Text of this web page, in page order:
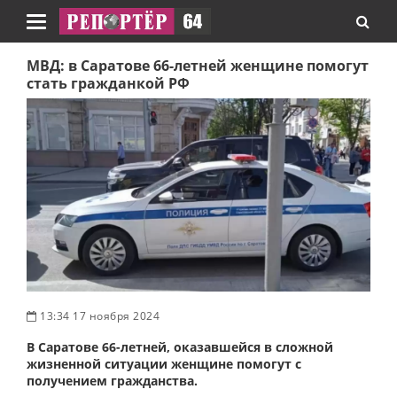
Навигация
МВД: в Саратове 66-летней женщине помогут
стать гражданкой РФ
13:34 17 ноября 2024
В Саратове 66-летней, оказавшейся в сложной
жизненной ситуации женщине помогут с
получением гражданства.